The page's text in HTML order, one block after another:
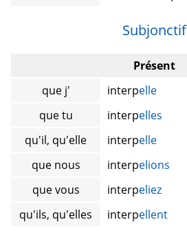
Subjonctif
Présent
que j'
interpelle
que tu
interpelles
qu'il, qu'elle
interpelle
que nous
interpelions
que vous
interpeliez
qu'ils, qu'elles
interpellent